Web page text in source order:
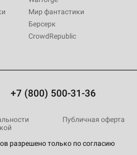
Мир фантастики
Берсерк
CrowdRepublic
+7 (800) 500-31-36
разрешено только по согласию
Публичная оферта